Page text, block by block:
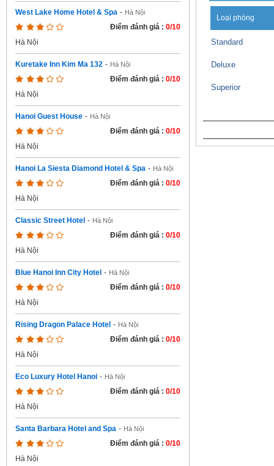
West Lake Home Hotel & Spa - Hà Nội
Điểm đánh giá : 0/10
Hà Nội
Kuretake Inn Kim Ma 132 - Hà Nội
Điểm đánh giá : 0/10
Hà Nội
Hanoi Guest House - Hà Nội
Điểm đánh giá : 0/10
Hà Nội
Hanoi La Siesta Diamond Hotel & Spa - Hà Nội
Điểm đánh giá : 0/10
Hà Nội
Classic Street Hotel - Hà Nội
Điểm đánh giá : 0/10
Hà Nội
Blue Hanoi Inn City Hotel - Hà Nội
Điểm đánh giá : 0/10
Hà Nội
Rising Dragon Palace Hotel - Hà Nội
Điểm đánh giá : 0/10
Hà Nội
Eco Luxury Hotel Hanoi - Hà Nội
Điểm đánh giá : 0/10
Hà Nội
Santa Barbara Hotel and Spa - Hà Nội
Điểm đánh giá : 0/10
Hà Nội
Loại phòng
Standard
Deluxe
Superior